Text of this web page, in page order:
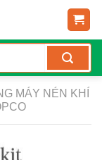
MÁY NÉN KHÍ